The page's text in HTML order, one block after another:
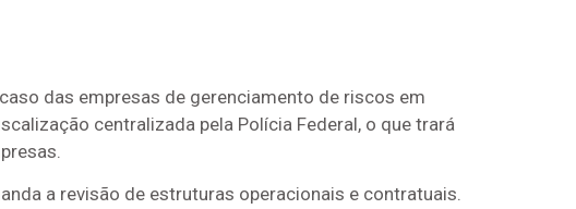
das empresas de gerenciamento de riscos em
centralizada pela Polícia Federal, o que trará
a revisão de estruturas operacionais e contratuais.